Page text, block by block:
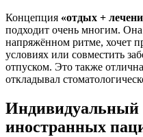
Концепция «отдых +
подходит очень многим. Она
напряжённом ритме, хочет
условиях или совместить
отпуском. Это также
откладывал
Индивидуальный
иностранных